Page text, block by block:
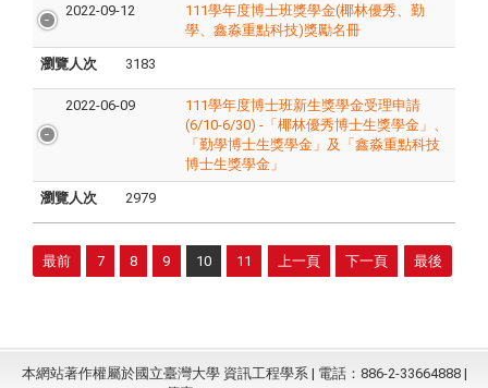
2022-09-12
111學年度博士班獎學金(椰林優秀、勤
學、鑫淼重點科技)獎勵名冊
瀏覽人次 3183
2022-06-09
111學年度博士班新生獎學金受理申請
(6/10-6/30) -「椰林優秀博士生獎學金」、
「勤學博士生獎學金」及「鑫淼重點科技
博士生獎學金」
瀏覽人次 2979
最前 7 8 9 10 11 上一頁 下一頁 最後
本網站著作權屬於國立臺灣大學 資訊工程學系 | 電話：886-2-33664888 |